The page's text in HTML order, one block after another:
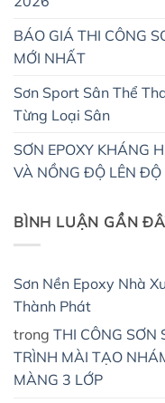
BÁO GIÁ THI CÔNG
MỚI NHẤT
Sơn Sport Sân Thể
Từng Loại Sân
SƠN EPOXY KHÁNG
VÀ NỒNG ĐỘ LÊN ĐỘ
BÌNH LUẬN GẦN
Sơn Nền Epoxy Nhà
Thành Phát
trong THI CÔNG SƠN
TRÌNH MÀI TẠO
MÀNG 3 LỚP